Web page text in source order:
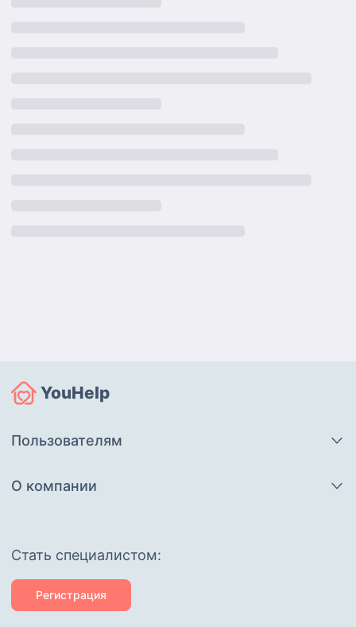
YouHelp
Пользователям
О компании
Cтать специалистом:
Регистрация